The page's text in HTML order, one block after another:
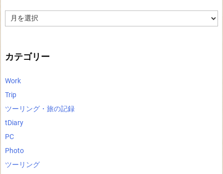
ー
カテゴリー
Work
Trip
ツーリング・旅の記録
tDiary
PC
Photo
ツーリング